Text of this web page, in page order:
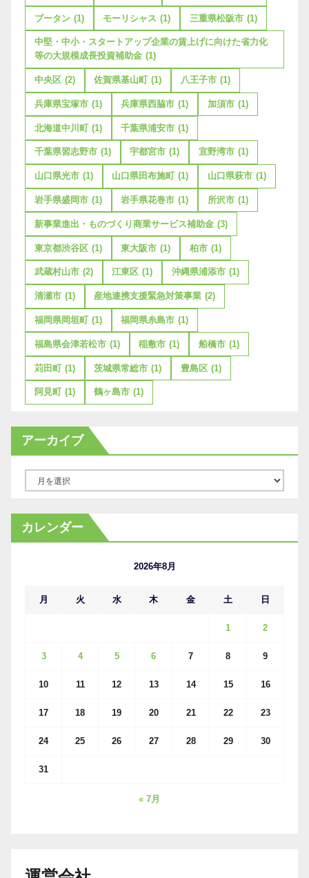
ブータン (1) モーリシャス (1) 三重県松阪市 (1)
中堅・中小・スタートアップ企業の賃上げに向けた省力化
等の大規模成長投資補助金 (1)
中央区 (2) 佐賀県基山町 (1) 八王子市 (1)
兵庫県宝塚市 (1) 兵庫県西脇市 (1) 加須市 (1)
北海道中川町 (1) 千葉県浦安市 (1)
千葉県習志野市 (1) 宇都宮市 (1) 宜野湾市 (1)
山口県光市 (1) 山口県田布施町 (1) 山口県萩市 (1)
岩手県盛岡市 (1) 岩手県花巻市 (1) 所沢市 (1)
新事業進出・ものづくり商業サービス補助金 (3)
東京都渋谷区 (1) 東大阪市 (1) 柏市 (1)
武蔵村山市 (2) 江東区 (1) 沖縄県浦添市 (1)
清瀬市 (1) 産地連携支援緊急対策事業 (2)
福岡県岡垣町 (1) 福岡県糸島市 (1)
福島県会津若松市 (1) 稲敷市 (1) 船橋市 (1)
苅田町 (1) 茨城県常総市 (1) 豊島区 (1)
阿見町 (1) 鶴ヶ島市 (1)
アーカイブ
カ
イ
カレンダー
2026年8月
月 火 水 木 金 土 日
1 2
3 4 5 6 7 8 9
10 11 12 13 14 15 16
17 18 19 20 21 22 23
24 25 26 27 28 29 30
31
« 7月